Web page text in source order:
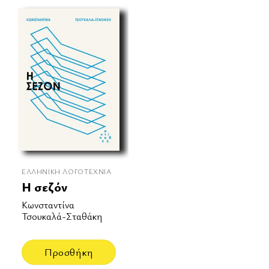
ΕΛΛΗΝΙΚΉ ΛΟΓΟΤΕΧΝΊΑ
Η σεζόν
Κωνσταντίνα
Τσουκαλά-Σταθάκη
Προσθήκη